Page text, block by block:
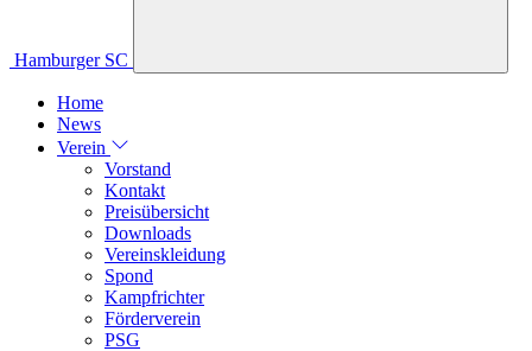
Hamburger SC
Home
News
Verein
Vorstand
Kontakt
Preisübersicht
Downloads
Vereinskleidung
Spond
Kampfrichter
Förderverein
PSG